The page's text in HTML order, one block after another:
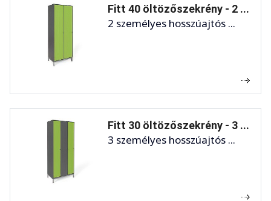
Fitt 40 öltözőszekrény - 2 ...
2 személyes hosszúajtós ...
Fitt 30 öltözőszekrény - 3 ...
3 személyes hosszúajtós ...